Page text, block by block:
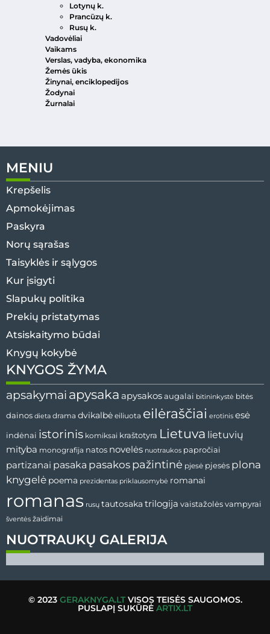
Lotynų k.
Prancūzų k.
Rusų k.
Vadovėliai
Vaikams
Verslas, vadyba, ekonomika
Žemės ūkis
Žinynai, enciklopedijos
Žodynai
Žurnalai
MENIU
Krepšelis
Apmokėjimas
Paskyra
Norų sąrašas
Taisyklės ir sąlygos
Kur įsigyti
Slapukų politika
Prekių pristatymas
Atsiskaitymo būdai
Knygų kokybė
NUOTRAUKŲ GALERIJA
KNYGOS ŽYMA
apsakymai apysaka apysakos augalai bitininkystė bitės
dainos dieta drama dvikalbė eiliuota eilėraščiai erotinis esė
indėnai istorinis komiksai kraštotyra Lietuva lietuvių
mityba monografija natos novelės nuotraukos papročiai
partizanai pasaka pasakos pažintinė pjesė pjesės plona
knygelė poema prezidentas priklausomybė romanai
romanas rusų tautosaka trilogija vaistažolėsvampyrai
šventės žaidimai
© 2023 GERAKNYGA.LTVISOS TEISĖS SAUGOMOS.
PUSLAPĮ SUKŪRĖ ARTIX.LT